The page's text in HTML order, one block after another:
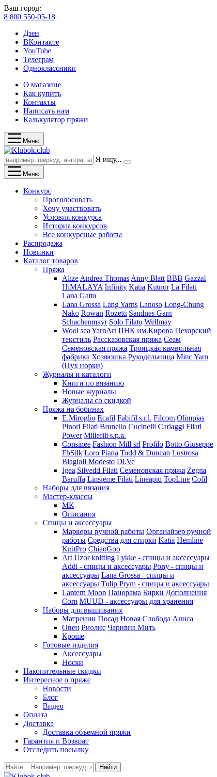
Ваш город:
8 800 550-05-18
Дзен
ВКонтакте
YouTube
Телеграм
Одноклассники
О магазине
Как купить
Контакты
Написать нам
Калькулятор пряжи
Меню
Я ищу...
Меню
Конкурс
Проголосовать
Хочу участвовать
Условия конкурса
История конкурсов
Все конкурсные работы
Распродажа
Новинки
Каталог товаров
Пряжа
Alize Andrea Thomas Anny Blatt BBB Gazzal
HiMALAYA Infinity Katia Kutnor La Filati
Lana Gatto
Lana Grossa Lang Yarns Lanoso Long-Chung
Nako Rowan Rozetti Sandnes Garn
Schachenmayr Solo Filato Wellmay
Wool sea YarnArt ПНК им.Кирова Пехорский
текстиль Рассказовская пряжа Сеам
Семеновская пряжа Троицкая камвольная
фабрика Хозяюшка Рукодельница Minc Yarn
(Пух норки)
Журналы и каталоги
Книги по вязанию
Новые журналы
Журналы со скидкой
Пряжа на бобинах
E.Miroglio Ecafil Fabifil s.r.l. Filcom Olimpias
Pinori Filati Brunello Cucinelli Cariaggi Filati
Power Millefili s.p.a.
Consinee Fashion Mill srl Profilo Botto Giuseppe
FbSilk Loro Piana Todd & Duncan Lustrosa
Biagioli Modesto Di.Ve
Igea Silvedd Filati Семеновская пряжа Zegna
Baruffa Linsieme Filati Lineapiu TopLine Cofil
Наборы для вязания
Мастер-классы
МК
Описания
Спицы и аксессуары
Маркеры ручной работы Органайзер ручной
работы Средства для стирки Katia Hemline
KnitPro ChiaoGoo
Art Uzor knitting Lykke - спицы и аксессуары
Addi - спицы и аксессуары Pony - спицы и
аксессуары Lana Grossa - спицы и
аксессуары Tulip Prym - спицы и аксессуары
Lantern Moon Панорама Бирки Дополнения
Corn MUUD - аксессуары для хранения
Наборы для вышивания
Матренин Посад Новая Слобода Алиса
Овен Риолис Чаривна Мить
Кроше
Готовые изделия
Аксессуары
Носки
Накопительные скидки
Интересное о пряже
Новости
Блог
Видео
Оплата
Доставка
Доставка объемной пряжи
Гарантия и Возврат
Отследить посылку
Найти